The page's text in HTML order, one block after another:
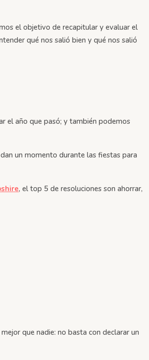
el objetivo de recapitular y evaluar el
qué nos salió bien y qué nos salió
el año que pasó; y también podemos
un momento durante las fiestas para
, el top 5 de resoluciones son ahorrar,
que nadie: no basta con declarar un